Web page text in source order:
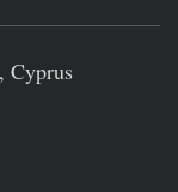
Cyprus